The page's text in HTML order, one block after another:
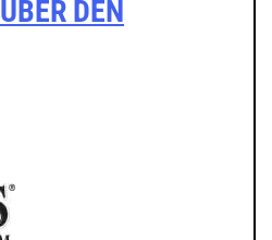
ÜBER DEN